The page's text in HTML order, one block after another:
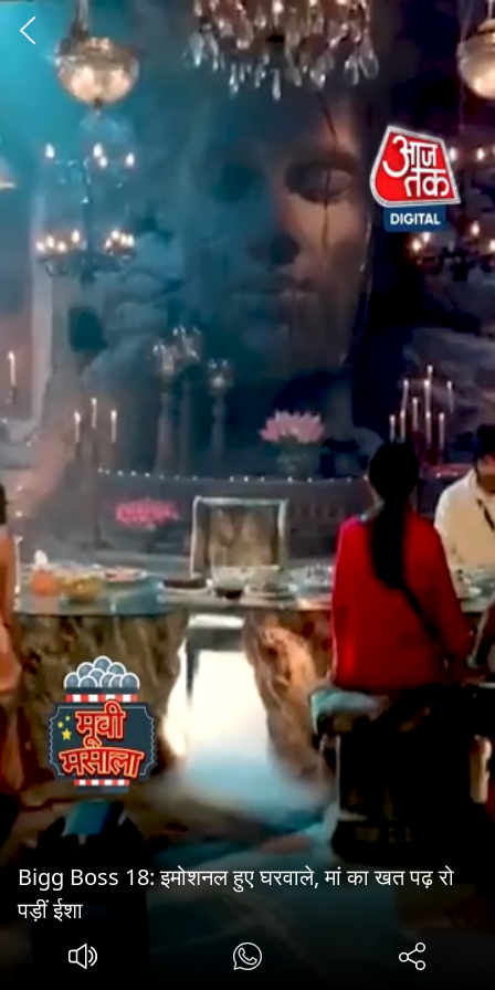
Bigg Boss 18: इमोशनल हुए घरवाले, मां का खत पढ़ रो
पड़ीं ईशा